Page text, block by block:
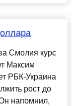
Смолия курс
Максим
РБК-Украина
рост до
напомнил,